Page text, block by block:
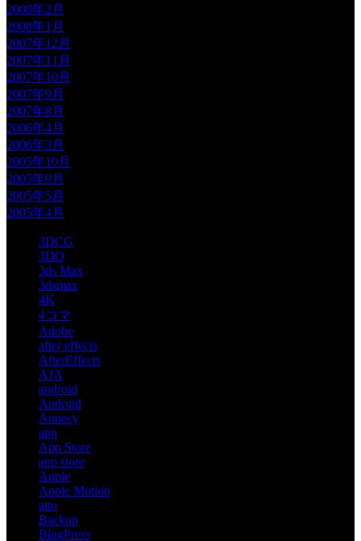
2008年2月
2008年1月
2007年12月
2007年11月
2007年10月
2007年9月
2007年8月
2006年4月
2006年3月
2005年10月
2005年9月
2005年5月
2005年4月
3DCG
3DO
3ds Max
3dsmax
4K
4コマ
Adobe
after effects
AfterEffects
AJA
android
Android
Annecy
app
App Store
app store
Apple
Apple Motion
atto
Backup
BlogPress